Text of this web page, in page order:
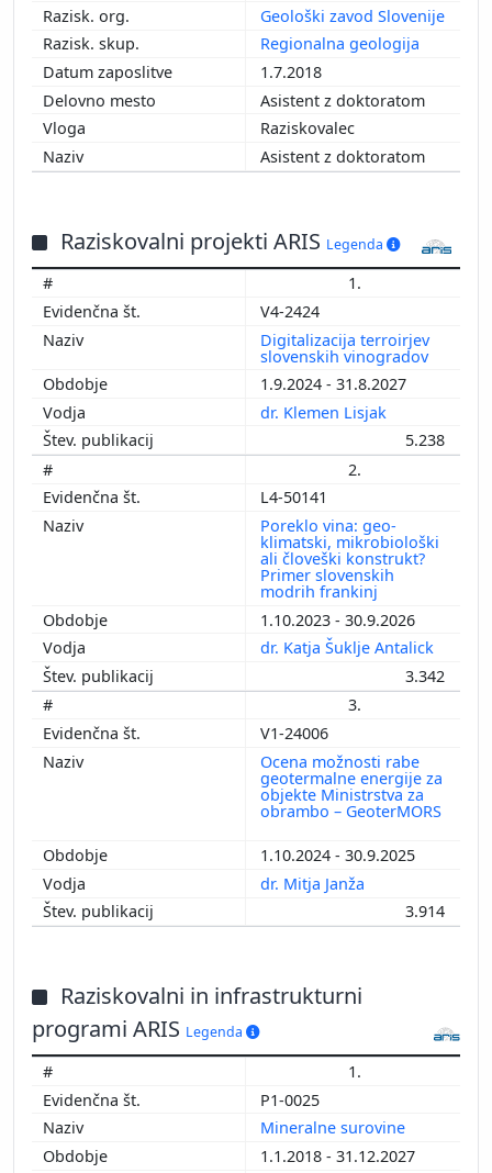
Geološki zavod Slovenije
Regionalna geologija
1.7.2018
Asistent z doktoratom
Raziskovalec
Asistent z doktoratom
Raziskovalni projekti ARIS Legenda
1.
V4-2424
Digitalizacija terroirjev
slovenskih vinogradov
1.9.2024 - 31.8.2027
dr. Klemen Lisjak
5.238
2.
L4-50141
Poreklo vina: geo-
klimatski, mikrobiološki
ali človeški konstrukt?
Primer slovenskih
modrih frankinj
1.10.2023 - 30.9.2026
dr. Katja Šuklje Antalick
3.342
3.
V1-24006
Ocena možnosti rabe
geotermalne energije za
objekte Ministrstva za
obrambo – GeoterMORS
1.10.2024 - 30.9.2025
dr. Mitja Janža
3.914
Raziskovalni in infrastrukturni
programi ARIS Legenda
1.
P1-0025
Mineralne surovine
1.1.2018 - 31.12.2027